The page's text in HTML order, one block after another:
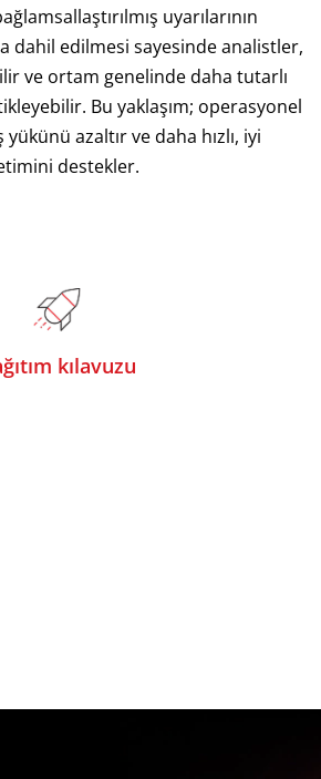
uyarılarının
dahil edilmesi sayesinde analistler,
ve ortam genelinde daha tutarlı
Bu yaklaşım; operasyonel
azaltır ve daha hızlı, iyi
destekler.
kılavuzu